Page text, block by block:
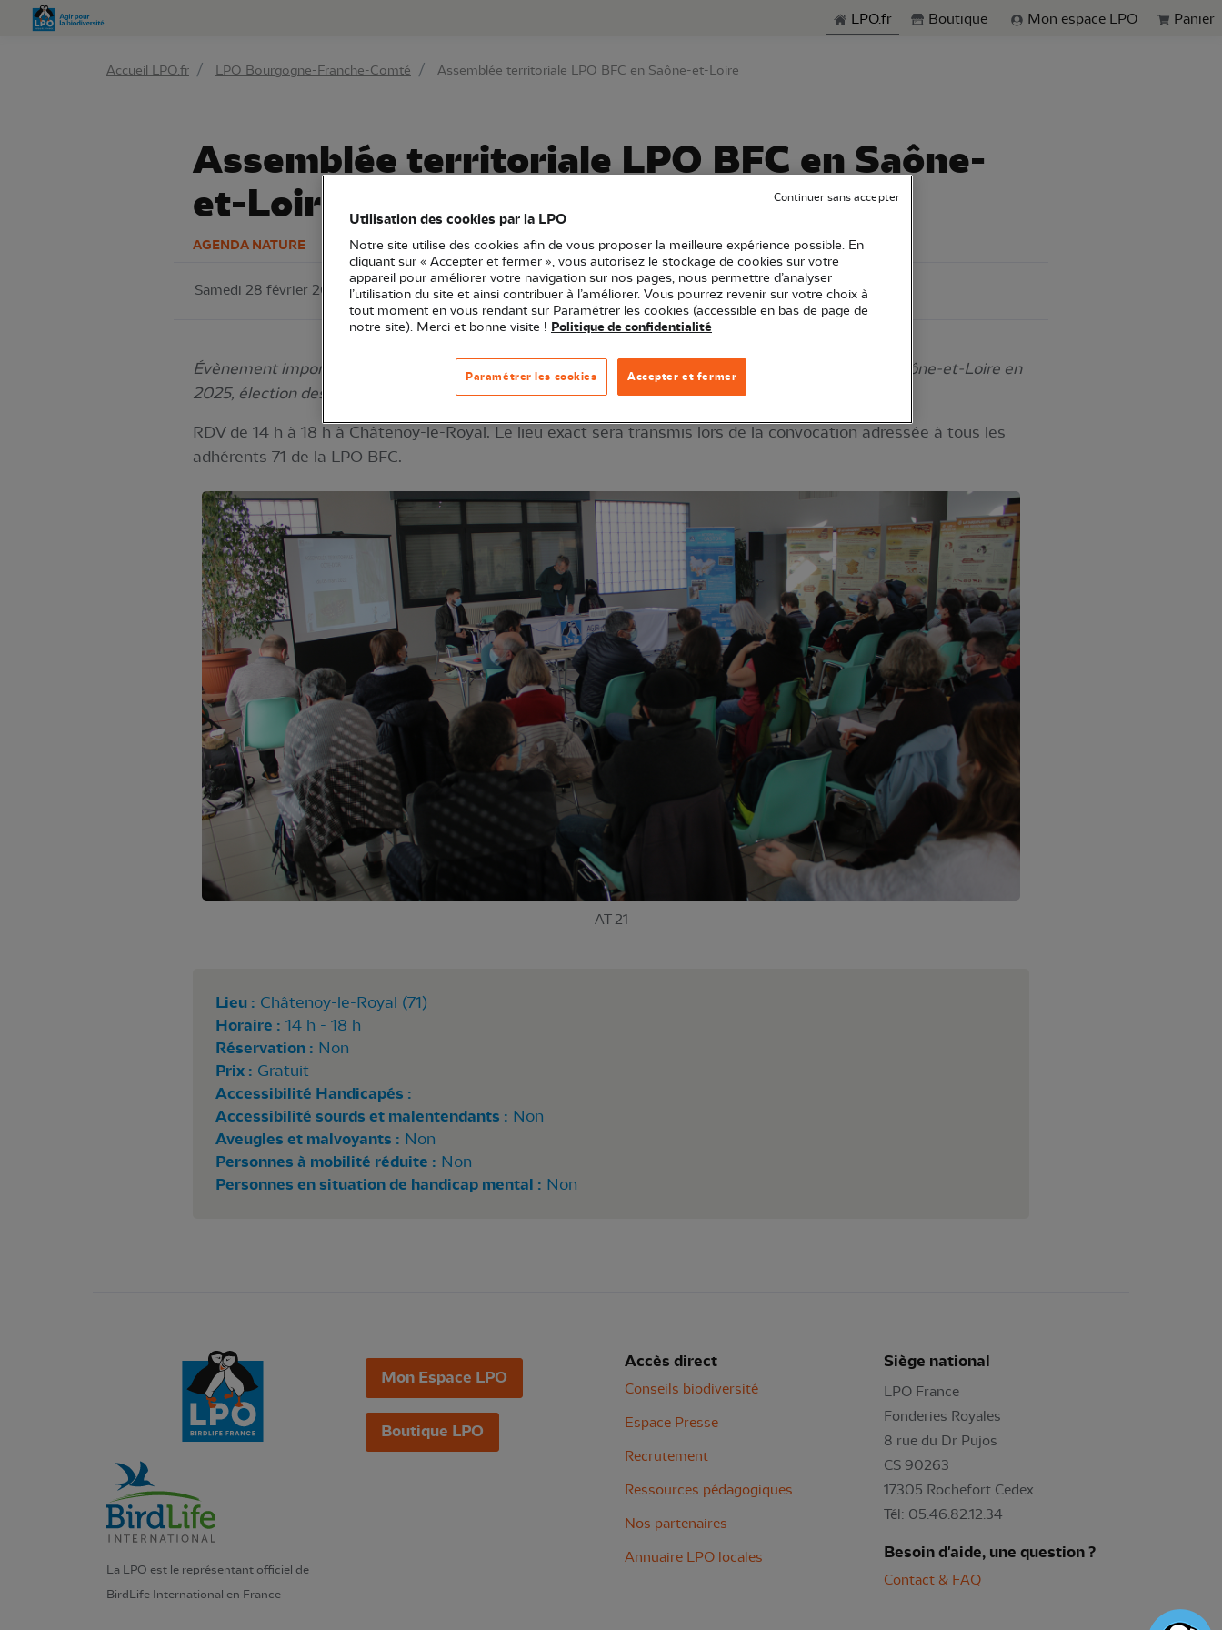
Aller à la rechercheLPO.fr Boutique Mon espace LPO Panier
Accueil LPO.fr LPO Bourgogne-Franche-Comté Assemblée territoriale LPO BFC en Saône-et-Loire
Assemblée territoriale LPO BFC en Saône-
et-Loire
AGENDA NATURE
Samedi 28 février 2026 LPO Bourgogne-Franche-Comté Rencontres Réunion 71 - Saône-et-Loire
Évènement important pour tous les membres locaux : relecture des activités de l'association en Saône-et-Loire en
2025, élection des conseillers territoriaux, suivi d'un moment de convivialité et d'échanges.
RDV de 14 h à 18 h à Châtenoy-le-Royal. Le lieu exact sera transmis lors de la convocation adressée à tous les
adhérents 71 de la LPO BFC.
AT 21
Lieu : Châtenoy-le-Royal (71)
Horaire : 14 h - 18 h
Réservation : Non
Prix : Gratuit
Accessibilité Handicapés :
Accessibilité sourds et malentendants : Non
Aveugles et malvoyants : Non
Personnes à mobilité réduite : Non
Personnes en situation de handicap mental : Non
La LPO est le représentant officiel de
BirdLife International en France
Mon Espace LPO
Boutique LPO
Accès direct
Conseils biodiversité
Espace Presse
Recrutement
Ressources pédagogiques
Nos partenaires
Annuaire LPO locales
Siège national
LPO France
Fonderies Royales
8 rue du Dr Pujos
CS 90263
17305 Rochefort Cedex
Tél: 05.46.82.12.34
Besoin d'aide, une question ?
Contact & FAQ
Utilisation des cookies par la LPO
Notre site utilise des cookies afin de vous proposer la meilleure expérience possible. En
cliquant sur « Accepter et fermer », vous autorisez le stockage de cookies sur votre
appareil pour améliorer votre navigation sur nos pages, nous permettre d’analyser
l’utilisation du site et ainsi contribuer à l’améliorer. Vous pourrez revenir sur votre choix à
tout moment en vous rendant sur Paramétrer les cookies (accessible en bas de page de
notre site). Merci et bonne visite ! Politique de confidentialité
Accepter et fermer
Paramétrer les cookies
Continuer sans accepter